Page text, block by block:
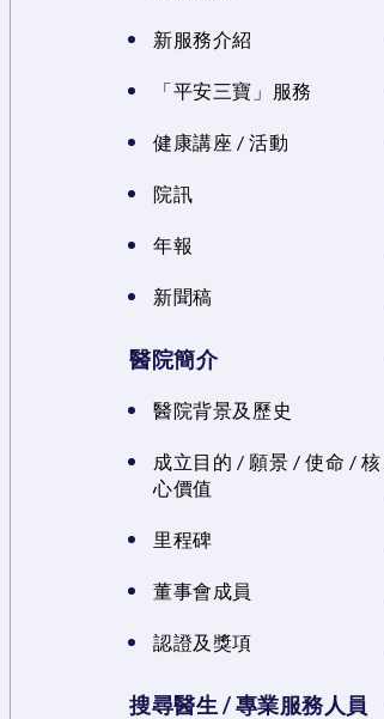
新服務介紹
「平安三寶」服務
健康講座 / 活動
院訊
年報
新聞稿
醫院簡介
醫院背景及歷史
成立目的 / 願景 / 使命 / 核
心價值
里程碑
董事會成員
認證及獎項
搜尋醫生 / 專業服務人員